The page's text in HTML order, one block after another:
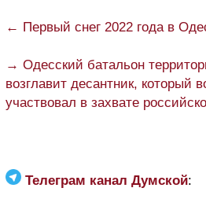
← Первый снег 2022 года в
→ Одесский батальон
возглавит десантник, который
участвовал в захвате
Телеграм канал Думской: